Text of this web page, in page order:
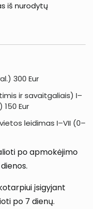
iš nurodytų
300 Eur
ir savaitgaliais) I–
150 Eur
leidimas I–VII (0–
po apmokėjimo
įsigyjant
po 7 dienų.